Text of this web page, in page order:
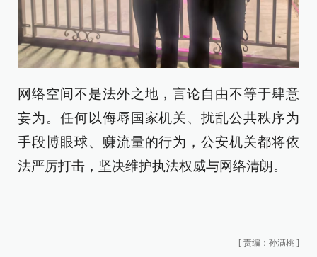
网络空间不是法外之地，言论自由不等于肆意
妄为。任何以侮辱国家机关、扰乱公共秩序为
手段博眼球、赚流量的行为，公安机关都将依
法严厉打击，坚决维护执法权威与网络清朗。
[ 责编：孙满桃 ]